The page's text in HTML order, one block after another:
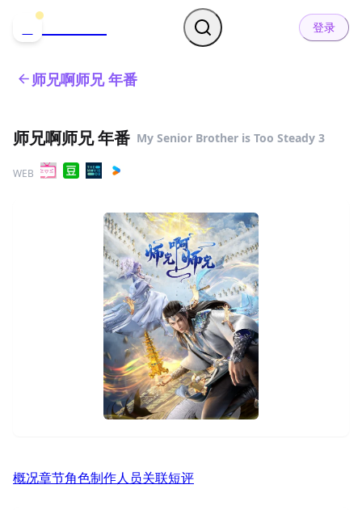
登录
师兄啊师兄 年番
师兄啊师兄 年番 My Senior Brother is Too Steady 3
WEB
概况章节角色制作人员关联短评